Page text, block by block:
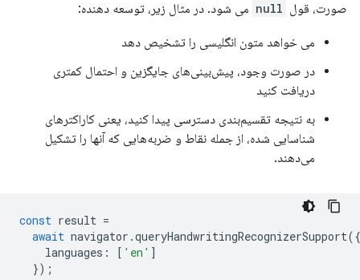
صورت، قول null می شود. در مثال زیر، توسعه دهنده:
می خواهد متون انگلیسی را تشخیص دهد
در صورت وجود، پیش‌بینی‌های جایگزین و احتمال کمتری
دریافت کنید
به نتیجه تقسیم‌بندی دسترسی پیدا کنید، یعنی کاراکترهای
شناسایی شده، از جمله نقاط و ضربه‌هایی که آنها را تشکیل
می‌دهند.
const result =
await navigator .queryHandwritingRecognizerSupport({
languages : [ 'en' ]
});